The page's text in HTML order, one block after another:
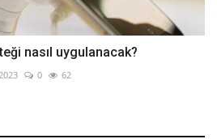
nasıl uygulanacak?
0 62